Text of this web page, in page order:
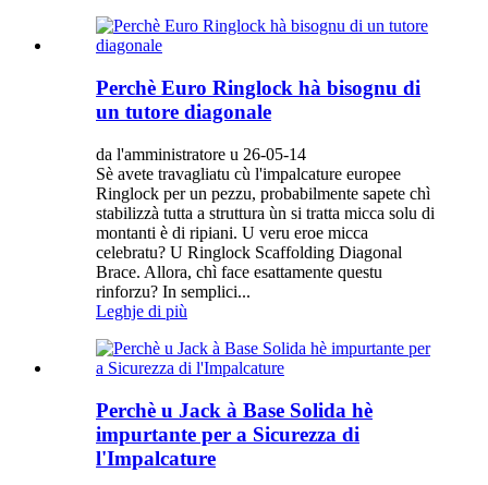
Perchè Euro Ringlock hà bisognu di
un tutore diagonale
da l'amministratore u 26-05-14
Sè avete travagliatu cù l'impalcature europee
Ringlock per un pezzu, probabilmente sapete chì
stabilizzà tutta a struttura ùn si tratta micca solu di
montanti è di ripiani. U veru eroe micca
celebratu? U Ringlock Scaffolding Diagonal
Brace. Allora, chì face esattamente questu
rinforzu? In semplici...
Leghje di più
Perchè u Jack à Base Solida hè
impurtante per a Sicurezza di
l'Impalcature